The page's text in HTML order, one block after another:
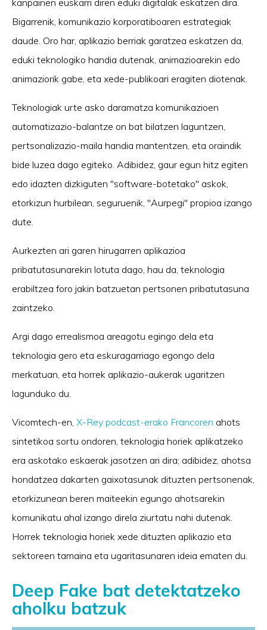
kanpainen euskarri diren eduki digitalak eskatzen dira.
Bigarrenik, komunikazio korporatiboaren estrategiak
daude. Oro har, aplikazio berriak garatzea eskatzen da,
eduki teknologiko handia dutenak, animazioarekin edo
animaziorik gabe, eta xede-publikoari eragiten diotenak.
Teknologiak urte asko daramatza komunikazioen
automatizazio-balantze on bat bilatzen laguntzen,
pertsonalizazio-maila handia mantentzen, eta oraindik
bide luzea dago egiteko. Adibidez, gaur egun hitz egiten
edo idazten dizkiguten "software-botetako" askok,
etorkizun hurbilean, seguruenik, "Aurpegi" propioa izango
dute.
Aurkezten ari garen hirugarren aplikazioa
pribatutasunarekin lotuta dago, hau da, teknologia
erabiltzea foro jakin batzuetan pertsonen pribatutasuna
zaintzeko.
Argi dago errealismoa areagotu egingo dela eta
teknologia gero eta eskuragarriago egongo dela
merkatuan, eta horrek aplikazio-aukerak ugaritzen
lagunduko du.
Vicomtech-en, X-Rey podcast-erako Francoren ahots
sintetikoa sortu ondoren, teknologia horiek aplikatzeko
era askotako eskaerak jasotzen ari dira; adibidez, ahotsa
hondatzea dakarten gaixotasunak dituzten pertsonenak,
etorkizunean beren maiteekin egungo ahotsarekin
komunikatu ahal izango direla ziurtatu nahi dutenak.
Horrek teknologia horiek xede dituzten aplikazio eta
sektoreen tamaina eta ugaritasunaren ideia ematen du.
Deep Fake bat detektatzeko
aholku batzuk